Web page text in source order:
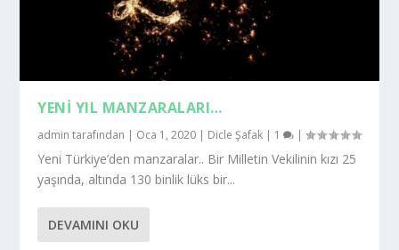
YENI YIL MANZARALARI…
admin tarafından | Oca 1, 2020 | Dicle Şafak | 1 |
Yeni Türkiye’den manzaralar.. Bir Milletin Vekilinin kızı 25
yaşında, altında 130 binlik lüks bir...
DEVAMINI OKU